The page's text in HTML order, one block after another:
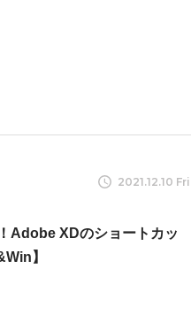
2021.12.10 Fri
Adobe XDのショートカッ
】